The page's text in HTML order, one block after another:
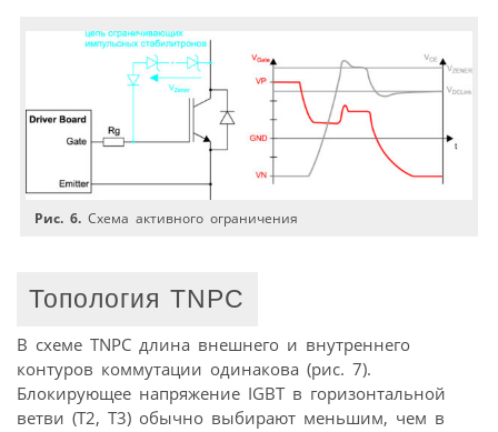
Рис. 6. Схема активного ограничения
Топология ТNPC
В схеме TNPC длина внешнего и внутреннего
контуров коммутации одинакова (рис. 7).
Блокирующее напряжение IGBT в горизонтальной
ветви (T2, T3) обычно выбирают меньшим, чем в